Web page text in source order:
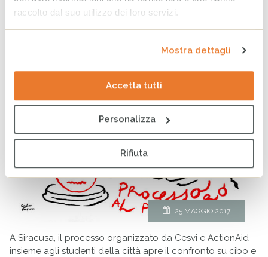
raccolto dal suo utilizzo dei loro servizi.
Mostra dettagli
Accetta tutti
Personalizza
Rifiuta
Contraffazione e caporalato: assolto il
pomodoro
25 MAGGIO 2017
A Siracusa, il processo organizzato da Cesvi e ActionAid
insieme agli studenti della città apre il confronto su cibo e